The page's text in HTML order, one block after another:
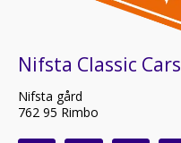
Nifsta Classic Cars
Nifsta gård
762 95 Rimbo